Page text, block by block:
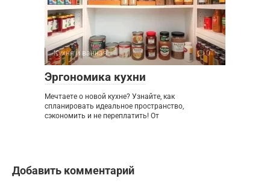
Кухня и ванная 0
Эргономика кухни
Мечтаете о новой кухне? Узнайте, как
спланировать идеальное пространство,
сэкономить и не переплатить! От
Добавить комментарий